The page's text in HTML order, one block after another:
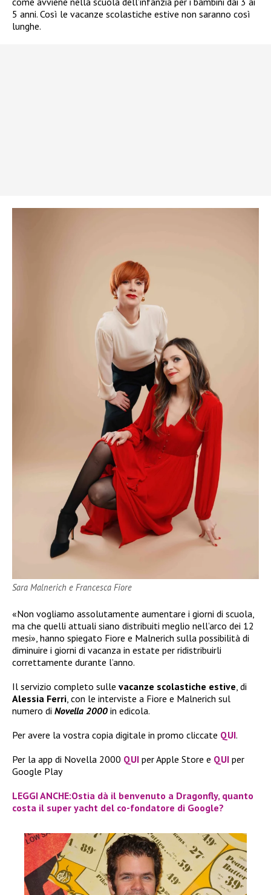
5 anni. Così le vacanze scolastiche estive non saranno così
lunghe.
Sara Malnerich e Francesca Fiore
«Non vogliamo assolutamente aumentare i giorni di scuola,
ma che quelli attuali siano distribuiti meglio nell’arco dei 12
mesi», hanno spiegato Fiore e Malnerich sulla possibilità di
diminuire i giorni di vacanza in estate per ridistribuirli
correttamente durante l’anno.
Il servizio completo sulle vacanze scolastiche estive, di
Alessia Ferri, con le interviste a Fiore e Malnerich sul
numero di Novella 2000 in edicola.
Per avere la vostra copia digitale in promo cliccate QUI.
Per la app di Novella 2000 QUI per Apple Store e QUI per
Google Play
LEGGI ANCHE:Ostia dà il benvenuto a Dragonfly, quanto
costa il super yacht del co-fondatore di Google?